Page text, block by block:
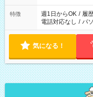
特徴 週1日からOK / 履
電話対応なし / パ
気になる！